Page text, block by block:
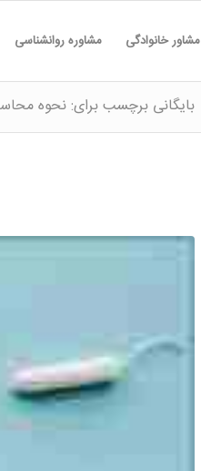
مشاور خانوادگی مشاوره روانشناسی
بایگانی برچسب برای: نحوه